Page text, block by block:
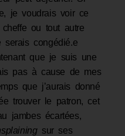
je voudrais voir ce
ou tout autre
serais congédié.e
que je suis une
pas à cause de mes
que j’aurais donné
trouver le patron, cet
jambes écartées,
sur ses